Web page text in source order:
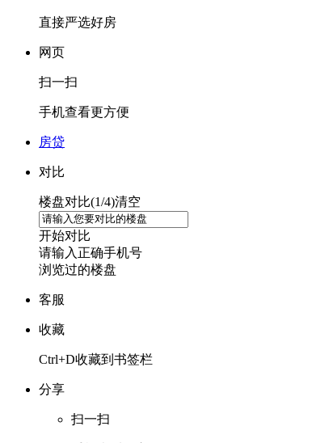
直接严选好房
网页
扫一扫
手机查看更方便
房贷
对比
楼盘对比(1/4)清空
开始对比
请输入正确手机号
浏览过的楼盘
客服
收藏
Ctrl+D收藏到书签栏
分享
扫一扫